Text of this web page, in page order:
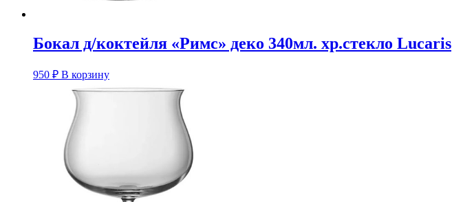
Бокал д/коктейля «Римс» деко 340мл. хр.стекло Lucaris
950 ₽ В корзину